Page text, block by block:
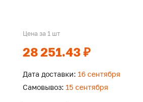
Цена за 1 шт
28 251.43 ₽
Дата доставки: 16 сентября
Самовывоз: 15 сентября